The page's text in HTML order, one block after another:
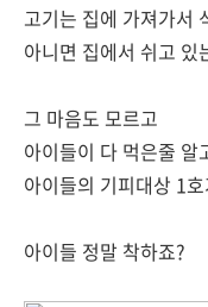
고기는 집에 가져가서
아니면 집에서 쉬고 있
그 마음도 모르고
아이들이 다 먹은줄 알
아이들의 기피대상 1
아이들 정말 착하죠?